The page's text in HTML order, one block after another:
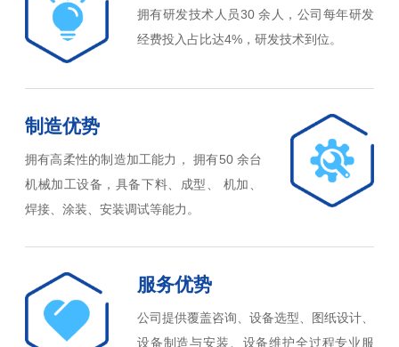
拥有研发技术人员30 余人，公司每年研发
经费投入占比达4%，研发技术到位。
制造优势
拥有高柔性的制造加工能力， 拥有50 余台
机械加工设备，具备下料、成型、 机加、
焊接、涂装、安装调试等能力。
服务优势
公司提供覆盖咨询、设备选型、图纸设计、
设备制造与安装、设备维护全过程专业服